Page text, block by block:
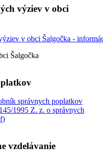
výziev v obci
Šalgočka
správnych poplatkov
1995 Z. z. o správnych
vzdelávanie